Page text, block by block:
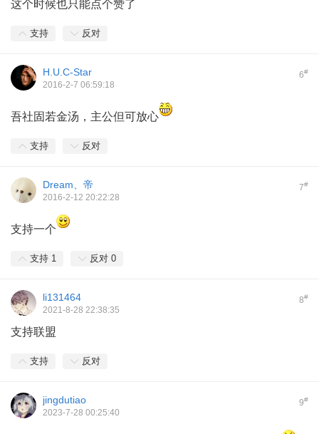
这个时候也只能点个赞了
支持 反对
6#
H.U.C-Star
2016-2-7 06:59:18
吾社固若金汤，主公但可放心
支持 反对
7#
Dream、帝
2016-2-12 20:22:28
支持一个
支持 1 反对 0
8#
li131464
2021-8-28 22:38:35
支持联盟
支持 反对
9#
jingdutiao
2023-7-28 00:25:40